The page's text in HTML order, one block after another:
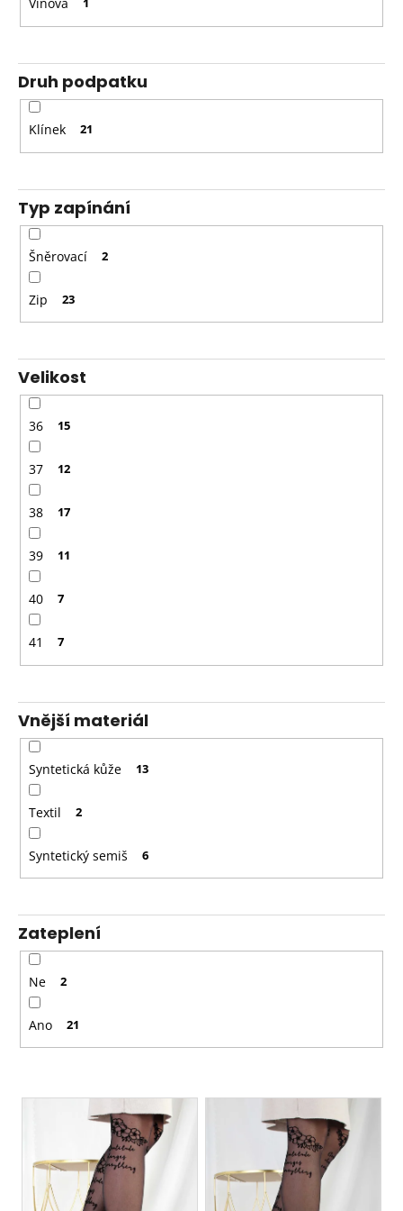
Druh podpatku
Klínek 21
Typ zapínání
Šněrovací 2
Zip 23
Velikost
36 15
37 12
38 17
39 11
40 7
41 7
Vnější materiál
Syntetická kůže 13
Textil 2
Syntetický semiš 6
Zateplení
Ne 2
Ano 21
V